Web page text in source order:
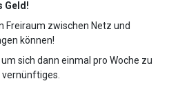
Geld!
Freiraum zwischen Netz und
können!
sich dann einmal pro Woche zu